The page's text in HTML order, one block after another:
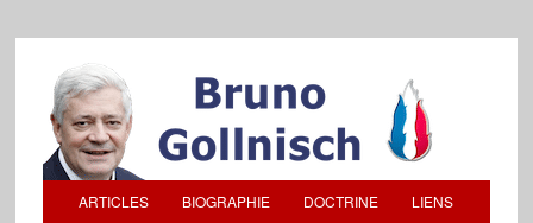
ARTICLES BIOGRAPHIE DOCTRINE LIENS